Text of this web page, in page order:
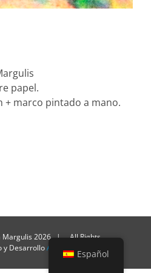
papel.
+ marco pintado a mano.
2026 | All Rights
DesarrolloAlacasa Design
Español